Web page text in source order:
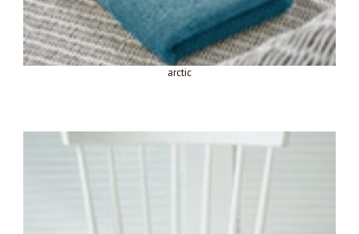
arctic